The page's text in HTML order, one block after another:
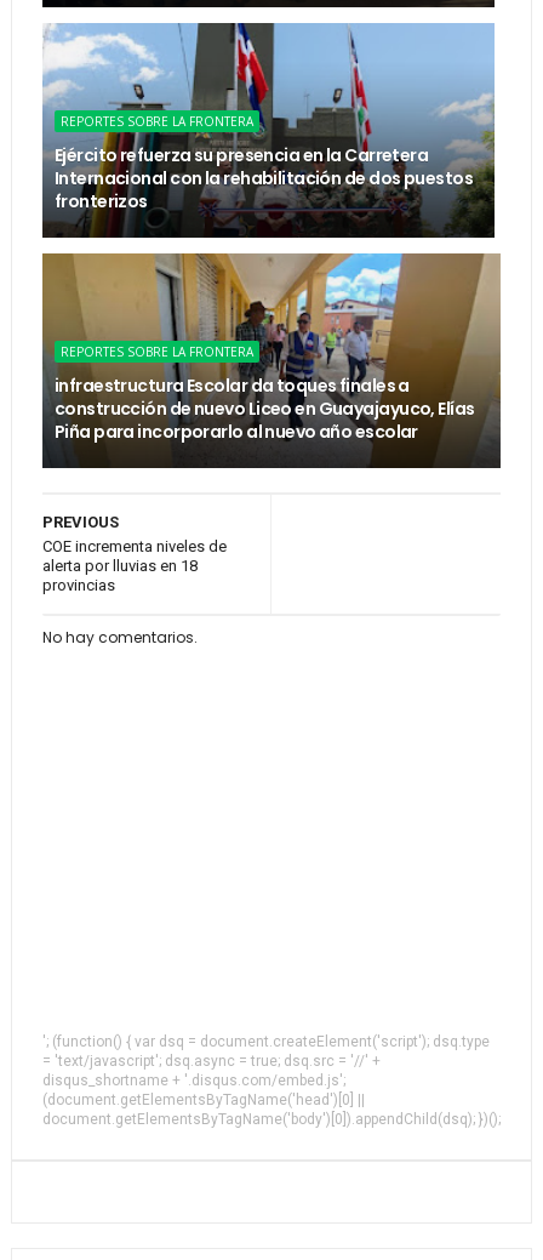
REPORTES SOBRE LA FRONTERA
Ejército refuerza su presencia en la Carretera
Internacional con la rehabilitación de dos puestos
fronterizos
REPORTES SOBRE LA FRONTERA
infraestructura Escolar da toques finales a
construcción de nuevo Liceo en Guayajayuco, Elías
Piña para incorporarlo al nuevo año escolar
PREVIOUS
COE incrementa niveles de
alerta por lluvias en 18
provincias
No hay comentarios.
'; (function() { var dsq = document.createElement('script'); dsq.type
= 'text/javascript'; dsq.async = true; dsq.src = '//' +
disqus_shortname + '.disqus.com/embed.js';
(document.getElementsByTagName('head')[0] ||
document.getElementsByTagName('body')[0]).appendChild(dsq); })();